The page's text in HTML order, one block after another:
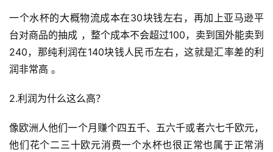
一个水杯的大概物流成本在30块钱左右，再加上亚马逊平
台对商品的抽成 ，整个成本不会超过100，卖到国外能卖到
240，那纯利润在140块钱人民币左右，这就是汇率差的利
润非常高 。
2.利润为什么这么高？
像欧洲人他们一个月赚个四五千、五六千或者六七千欧元，
他们花个二三十欧元消费一个水杯也很正常也属于正常消